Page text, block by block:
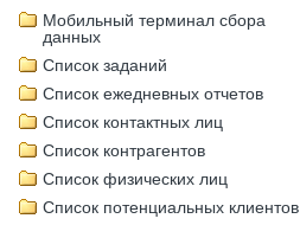
Мобильный терминал сбора
данных
Список заданий
Список ежедневных отчетов
Список контактных лиц
Список контрагентов
Список физических лиц
Список потенциальных клиентов